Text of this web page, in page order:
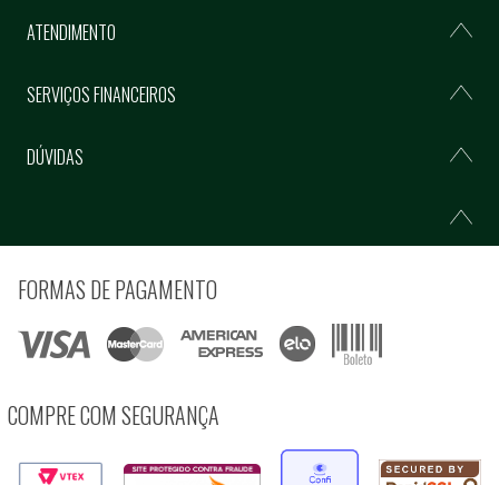
ATENDIMENTO
SERVIÇOS FINANCEIROS
DÚVIDAS
FORMAS DE PAGAMENTO
COMPRE COM SEGURANÇA